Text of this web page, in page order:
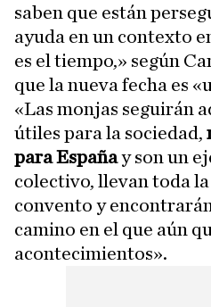
saben que están
ayuda en un contexto
es el tiempo,» según
que la nueva fecha es
«Las monjas seguirán
útiles para la sociedad,
para Españay son un
colectivo, llevan toda
convento y
camino en el que aún
acontecimientos».